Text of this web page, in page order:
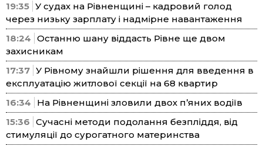
19:35 У судах на Рівненщині – кадровий голод
через низьку зарплату і надмірне навантаження
18:24 Останню шану віддасть Рівне ще двом
захисникам
17:37 У Рівному знайшли рішення для введення в
експлуатацію житлової секції на 68 квартир
16:34
На Рівненщині зловили двох п’яних водіїв
15:36 Сучасні методи подолання безпліддя, від
стимуляції до сурогатного материнства